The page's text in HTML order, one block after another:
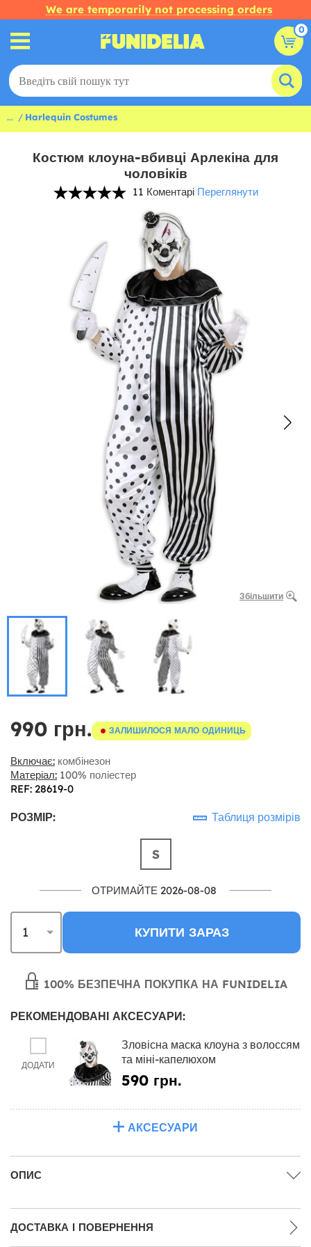
We are temporarily not processing orders
0
... Harlequin Costumes
Костюм клоуна-вбивці Арлекіна для
чоловіків
11 Коментарі Переглянути
Збільшити
990 грн. ЗАЛИШИЛОСЯ МАЛО ОДИНИЦЬ
Включає: комбінезон
Матеріал: 100% поліестер
REF: 28619-0
РОЗМІР: Таблиця розмірів
S
ОТРИМАЙТЕ 2026-08-08
КУПИТИ ЗАРАЗ
100% БЕЗПЕЧНА ПОКУПКА НА FUNIDELIA
РЕКОМЕНДОВАНІ АКСЕСУАРИ:
ДОДАТИ
Зловісна маска клоуна з волоссям
та міні-капелюхом
590 грн.
АКСЕСУАРИ
ОПИС
ДОСТАВКА І ПОВЕРНЕННЯ